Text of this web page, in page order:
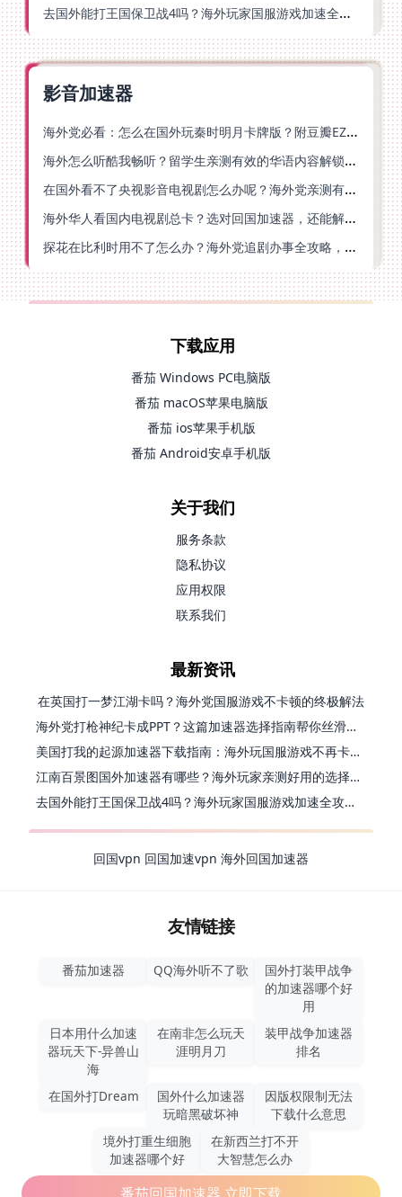
去国外能打王国保卫战4吗？海外玩家国服游戏加速全攻略（附公主连结幻想江湖实测）
影音加速器
海外党必看：怎么在国外玩秦时明月卡牌版？附豆瓣EZCast地区限制破解法
海外怎么听酷我畅听？留学生亲测有效的华语内容解锁指南
在国外看不了央视影音电视剧怎么办呢？海外党亲测有效的回国加速方案
海外华人看国内电视剧总卡？选对回国加速器，还能解决菲律宾打不开反诈中心的问题
探花在比利时用不了怎么办？海外党追剧办事全攻略，选对加速器就够了
下载应用
番茄 Windows PC电脑版
番茄 macOS苹果电脑版
番茄 ios苹果手机版
番茄 Android安卓手机版
关于我们
服务条款
隐私协议
应用权限
联系我们
最新资讯
在英国打一梦江湖卡吗？海外党国服游戏不卡顿的终极解法
海外党打枪神纪卡成PPT？这篇加速器选择指南帮你丝滑上分
美国打我的起源加速器下载指南：海外玩国服游戏不再卡的终极方案
江南百景图国外加速器有哪些？海外玩家亲测好用的选择与避坑指南
去国外能打王国保卫战4吗？海外玩家国服游戏加速全攻略（附公主连结幻想江湖实测）
回国vpn 回国加速vpn 海外回国加速器
友情链接
番茄加速器 QQ海外听不了歌
国外打装甲战争
的加速器哪个好
用
日本用什么加速
器玩天下-异兽山
海
在南非怎么玩天
涯明月刀
装甲战争加速器
排名
在国外打Dream
国外什么加速器
玩暗黑破坏神
因版权限制无法
下载什么意思
境外打重生细胞
加速器哪个好
在新西兰打不开
大智慧怎么办